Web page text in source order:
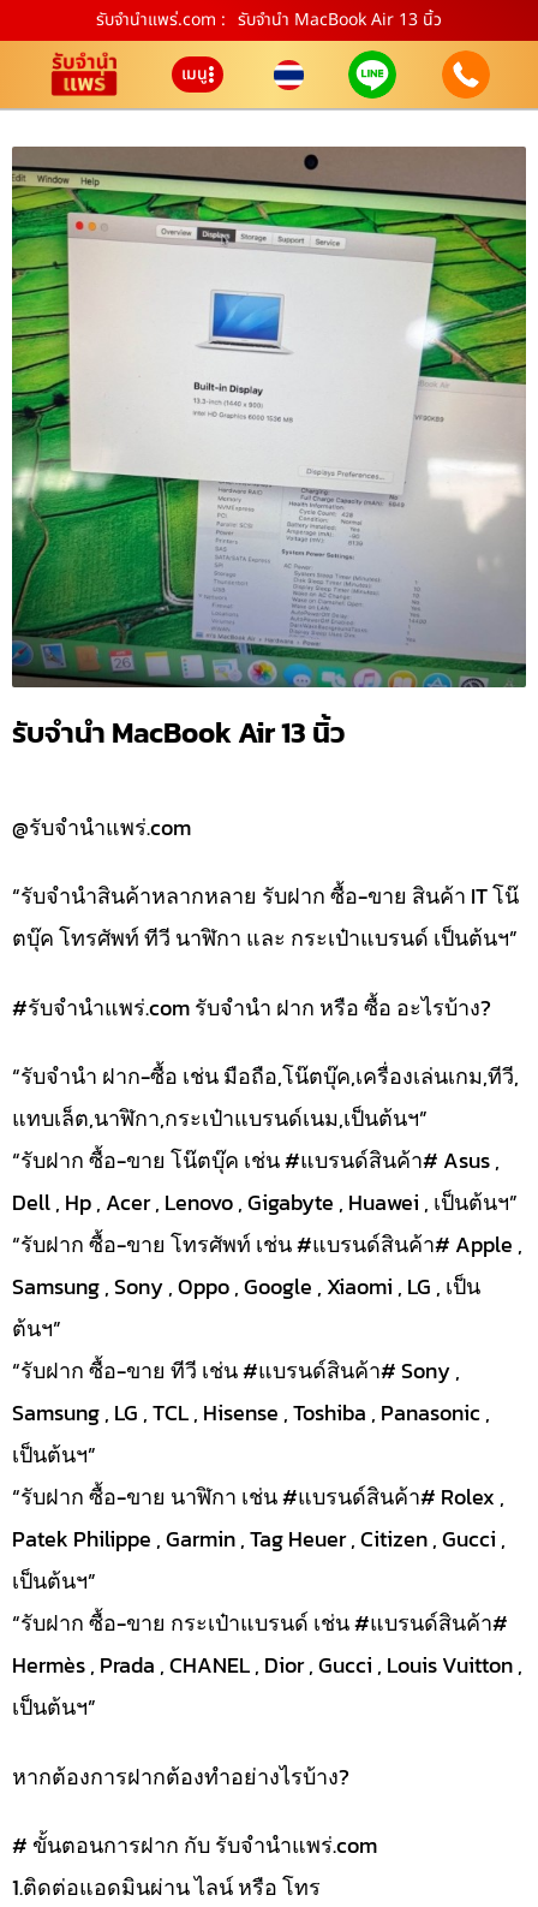
รับจํานําแพร่.com : รับจำนำ MacBook Air 13 นิ้ว
เมนู
รับจำนำ MacBook Air 13 นิ้ว
@รับจำนำแพร่.com
“รับจำนำสินค้าหลากหลาย รับฝาก ซื้อ-ขาย สินค้า IT โน๊
ตบุ๊ค โทรศัพท์ ทีวี นาฬิกา และ กระเป๋าแบรนด์ เป็นต้นฯ”
#รับจํานําแพร่.com รับจำนำ ฝาก หรือ ซื้อ อะไรบ้าง?
“รับจำนำ ฝาก-ซื้อ เช่น มือถือ,โน๊ตบุ๊ค,เครื่องเล่นเกม,ทีวี,
แทบเล็ต,นาฬิกา,กระเป๋าแบรนด์เนม,เป็นต้นฯ”
“รับฝาก ซื้อ-ขาย โน๊ตบุ๊ค เช่น #แบรนด์สินค้า# Asus ,
Dell , Hp , Acer , Lenovo , Gigabyte , Huawei , เป็นต้นฯ”
“รับฝาก ซื้อ-ขาย โทรศัพท์ เช่น #แบรนด์สินค้า# Apple ,
Samsung , Sony , Oppo , Google , Xiaomi , LG , เป็น
ต้นฯ”
“รับฝาก ซื้อ-ขาย ทีวี เช่น #แบรนด์สินค้า# Sony ,
Samsung , LG , TCL , Hisense , Toshiba , Panasonic ,
เป็นต้นฯ”
“รับฝาก ซื้อ-ขาย นาฬิกา เช่น #แบรนด์สินค้า# Rolex ,
Patek Philippe , Garmin , Tag Heuer , Citizen , Gucci ,
เป็นต้นฯ”
“รับฝาก ซื้อ-ขาย กระเป๋าแบรนด์ เช่น #แบรนด์สินค้า#
Hermès , Prada , CHANEL , Dior , Gucci , Louis Vuitton ,
เป็นต้นฯ”
หากต้องการฝากต้องทำอย่างไรบ้าง?
# ขั้นตอนการฝาก กับ รับจำนำแพร่.com
1.ติดต่อแอดมินผ่าน ไลน์ หรือ โทร